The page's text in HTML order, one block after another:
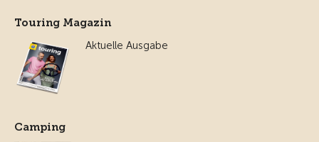
Touring Magazin
Aktuelle Ausgabe
Camping